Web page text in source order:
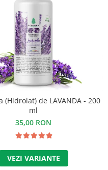
(Hidrolat) de LAVANDA - 200
ml
35,00 RON
VEZI VARIANTE